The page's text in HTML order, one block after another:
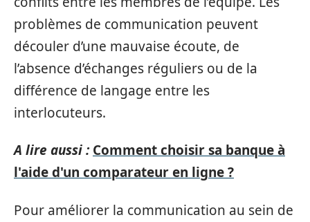
problèmes de communication peuvent
découler d’une mauvaise écoute, de
l’absence d’échanges réguliers ou de la
différence de langage entre les
interlocuteurs.
A lire aussi : Comment choisir sa banque à
l'aide d'un comparateur en ligne ?
Pour améliorer la communication au sein de